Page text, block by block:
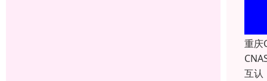
重庆
互认